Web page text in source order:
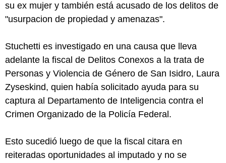
su ex mujer y también está acusado de los delitos de
"usurpacion de propiedad y amenazas".
Stuchetti es investigado en una causa que lleva
adelante la fiscal de Delitos Conexos a la trata de
Personas y Violencia de Género de San Isidro, Laura
Zyseskind, quien había solicitado ayuda para su
captura al Departamento de Inteligencia contra el
Crimen Organizado de la Policía Federal.
Esto sucedió luego de que la fiscal citara en
reiteradas oportunidades al imputado y no se